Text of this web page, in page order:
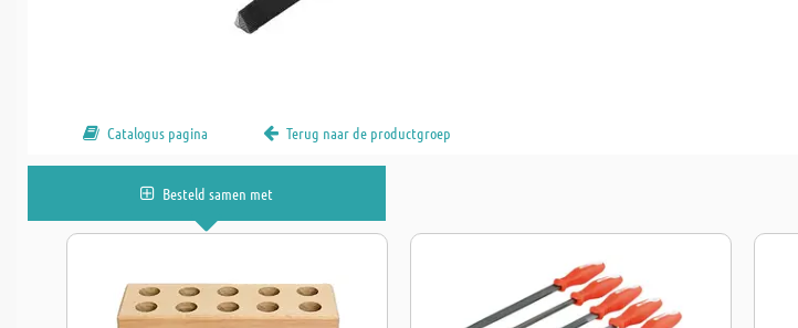
Catalogus pagina Terug naar de productgroep
Besteld samen met